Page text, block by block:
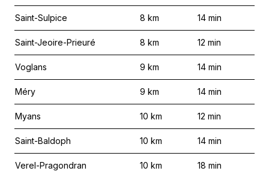
Saint-Sulpice 8 km 14 min
Saint-Jeoire-Prieuré 8 km 12 min
Voglans 9 km 14 min
Méry 9 km 14 min
Myans 10 km 12 min
Saint-Baldoph 10 km 14 min
Verel-Pragondran 10 km 18 min